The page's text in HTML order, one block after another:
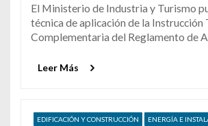
El Ministerio de Industria y Turismo
técnica de aplicación de la Instrucción
Complementaria del Reglamento de
Leer Más
EDIFICACIÓN Y CONSTRUCCIÓN
ENERGÍA E